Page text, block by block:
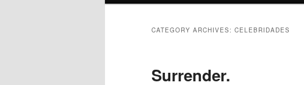
CATEGORY ARCHIVES: CELEBRIDADES
Surrender.